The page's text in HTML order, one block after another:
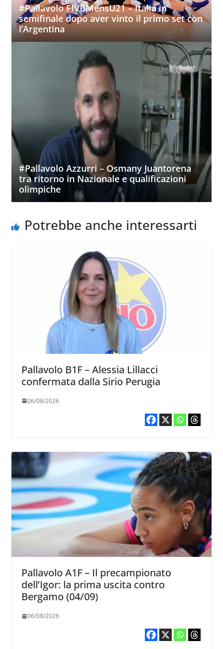
#Pallavolo FIVBMensU21 – Italia in
semifinale dopo aver vinto il primo set con
l’Argentina
#Pallavolo Azzurri – Osmany Juantorena
tra ritorno in Nazionale e qualificazioni
olimpiche
Potrebbe anche interessarti
Pallavolo B1F – Alessia Lillacci
confermata dalla Sirio Perugia
06/08/2026
Pallavolo A1F – Il precampionato
dell’Igor: la prima uscita contro
Bergamo (04/09)
06/08/2026